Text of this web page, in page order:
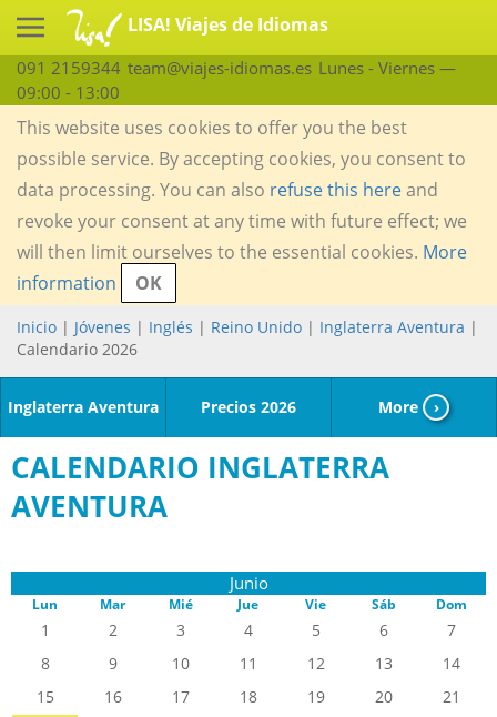
LISA! Viajes de Idiomas
091 2159344 team@viajes-idiomas.es Lunes - Viernes —
09:00 - 13:00
This website uses cookies to offer you the best
possible service. By accepting cookies, you consent to
data processing. You can also refuse this hereand
revoke your consent at any time with future effect; we
will then limit ourselves to the essential cookies. More
information
OK
Inicio | Jóvenes | Inglés | Reino Unido | Inglaterra Aventura |
Calendario 2026
Inglaterra Aventura Precios 2026 More ›
CALENDARIO INGLATERRA
AVENTURA
Junio
Lun Mar Mié Jue Vie Sáb Dom
1 2 3 4 5 6
7
8
9 10 11 12 13
14
15
16 17 18 19 20
21